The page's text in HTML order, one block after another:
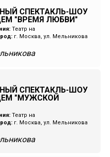
СПЕКТАКЛЬ-ШОУ
"ВРЕМЯ ЛЮБВИ"
Театр на
г. Москва, ул. Мельникова
СПЕКТАКЛЬ-ШОУ
"МУЖСКОЙ
Театр на
г. Москва, ул. Мельникова